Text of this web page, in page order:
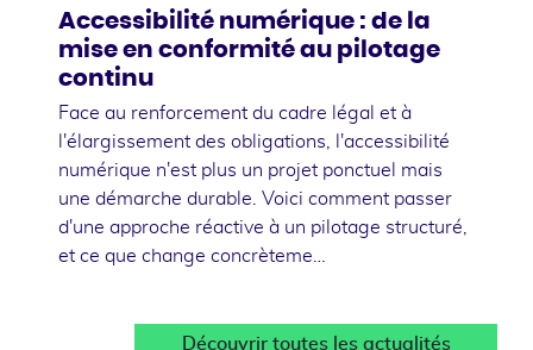
Accessibilité numérique : de la
mise en conformité au pilotage
continu
Face au renforcement du cadre légal et à
l'élargissement des obligations, l'accessibilité
numérique n'est plus un projet ponctuel mais
une démarche durable. Voici comment passer
d'une approche réactive à un pilotage structuré,
et ce que change concrèteme…
Découvrir toutes les actualités